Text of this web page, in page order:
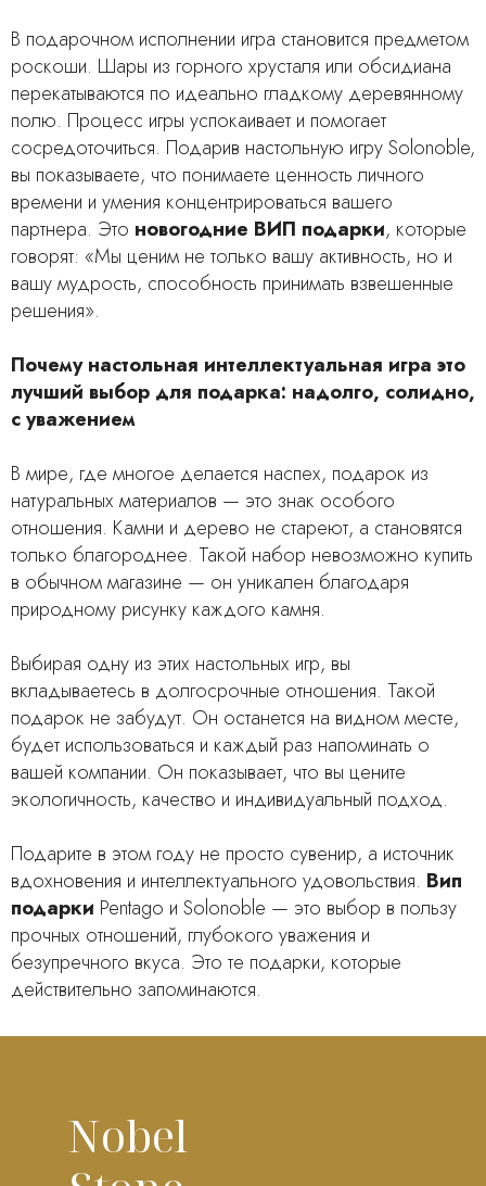
В подарочном исполнении игра становится предметом
роскоши. Шары из горного хрусталя или обсидиана
перекатываются по идеально гладкому деревянному
полю. Процесс игры успокаивает и помогает
сосредоточиться. Подарив настольную игру Solonoble,
вы показываете, что понимаете ценность личного
времени и умения концентрироваться вашего
партнера. Это новогодние ВИП подарки, которые
говорят: «Мы ценим не только вашу активность, но и
вашу мудрость, способность принимать взвешенные
решения».
Почему настольная интеллектуальная игра это
лучший выбор для подарка: надолго, солидно,
с уважением
В мире, где многое делается наспех, подарок из
натуральных материалов — это знак особого
отношения. Камни и дерево не стареют, а становятся
только благороднее. Такой набор невозможно купить
в обычном магазине — он уникален благодаря
природному рисунку каждого камня.
Выбирая одну из этих настольных игр, вы
вкладываетесь в долгосрочные отношения. Такой
подарок не забудут. Он останется на видном месте,
будет использоваться и каждый раз напоминать о
вашей компании. Он показывает, что вы цените
экологичность, качество и индивидуальный подход.
Подарите в этом году не просто сувенир, а источник
вдохновения и интеллектуального удовольствия. Вип
подарки Pentago и Solonoble — это выбор в пользу
прочных отношений, глубокого уважения и
безупречного вкуса. Это те подарки, которые
действительно запоминаются.
Nobel